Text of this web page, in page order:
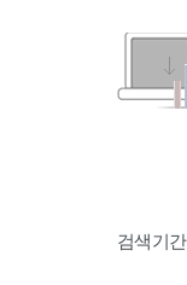
검색기간